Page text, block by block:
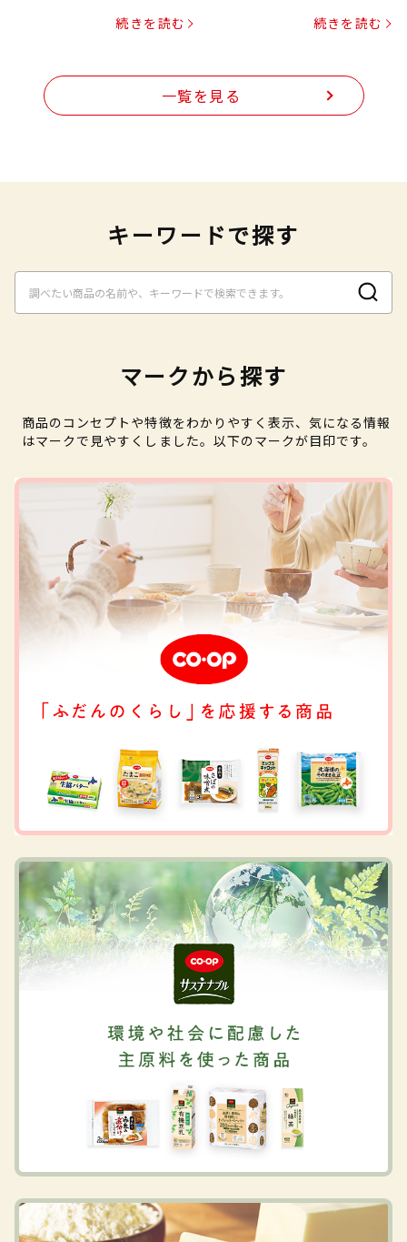
続きを読む 続きを読む
一覧を見る
キーワードで探す
マークから探す
商品のコンセプトや特徴をわかりやすく表示、気になる情報
はマークで見やすくしました。以下のマークが目印です。